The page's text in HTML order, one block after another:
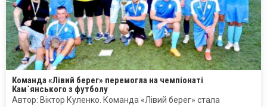
Команда «Лівий берег» перемогла на чемпіонаті
Кам`янського з футболу
Автор: Віктор Куленко. Команда «Лівий берег» стала